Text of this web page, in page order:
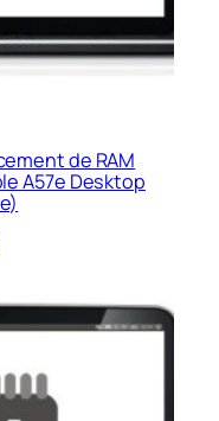
de RAM
A57e Desktop